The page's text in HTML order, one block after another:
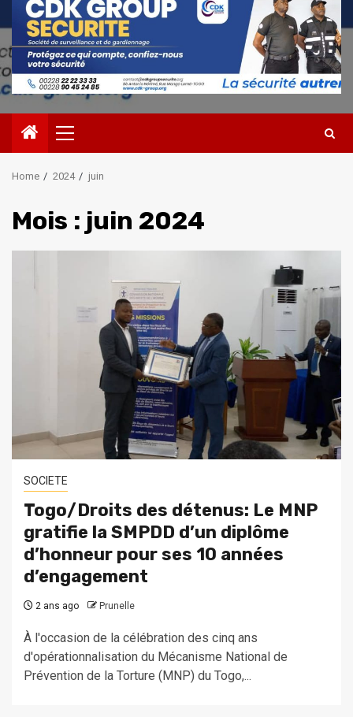
Primary
Menu
Home 2024 juin
Mois : juin 2024
SOCIETE
Togo/Droits des détenus: Le MNP
gratifie la SMPDD d’un diplôme
d’honneur pour ses 10 années
d’engagement
2 ans ago Prunelle
À l'occasion de la célébration des cinq ans
d'opérationnalisation du Mécanisme National de
Prévention de la Torture (MNP) du Togo,...